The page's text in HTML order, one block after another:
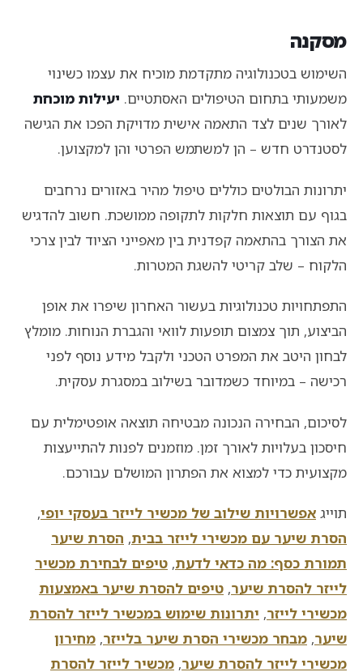
מסקנה
השימוש בטכנולוגיה מתקדמת מוכיח את עצמו כשינוי
משמעותי בתחום הטיפולים האסתטיים. יעילות מוכחת
לאורך שנים לצד התאמה אישית מדויקת הפכו את הגישה
לסטנדרט חדש – הן למשתמש הפרטי והן למקצוען.
יתרונות הבולטים כוללים טיפול מהיר באזורים נרחבים
בגוף עם תוצאות חלקות לתקופה ממושכת. חשוב להדגיש
את הצורך בהתאמה קפדנית בין מאפייני הציוד לבין צרכי
הלקוח – שלב קריטי להשגת המטרות.
התפתחויות טכנולוגיות בעשור האחרון שיפרו את אופן
הביצוע, תוך צמצום תופעות לוואי והגברת הנוחות. מומלץ
לבחון היטב את המפרט הטכני ולקבל מידע נוסף לפני
רכישה – במיוחד כשמדובר בשילוב במסגרת עסקית.
לסיכום, הבחירה הנכונה מבטיחה תוצאה אופטימלית עם
חיסכון בעלויות לאורך זמן. מוזמנים לפנות להתייעצות
מקצועית כדי למצוא את הפתרון המושלם עבורכם.
תוייג אפשרויות שילוב של מכשיר לייזר בעסקי יופי,
הסרת שיער עם מכשירי לייזר בבית, הסרת שיער
תמורת כסף: מה כדאי לדעת, טיפים לבחירת מכשיר
לייזר להסרת שיער, טיפים להסרת שיער באמצעות
מכשירי לייזר, יתרונות שימוש במכשיר לייזר להסרת
שיער, מבחר מכשירי הסרת שיער בלייזר, מחירון
מכשירי לייזר להסרת שיער, מכשיר לייזר להסרת